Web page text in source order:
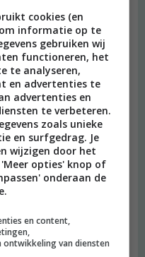
cookies (en
informatie op te
gebruiken wij
functioneren, het
te analyseren,
en advertenties te
advertenties en
te verbeteren.
zoals unieke
en surfgedrag. Je
wijzigen door het
opties' knop of
onderaan de
en content,
van diensten